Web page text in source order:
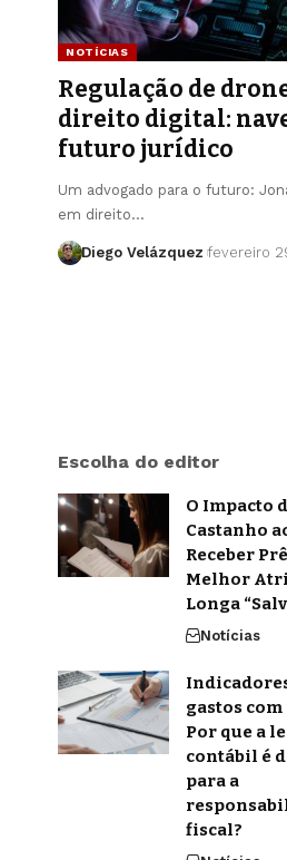
NOTÍCIAS
Regulação de
direito digital:
futuro jurídico
Um advogado para o futuro:
em direito…
Diego Velázquez fevereiro
Escolha do editor
O Impacto
Castanho
Receber
Melhor
Longa
Notícias
gastos com
Por que a
contábil é
para a
fiscal?